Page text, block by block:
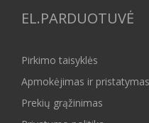
EL.PARDUOTUVĖ
Pirkimo taisyklės
Apmokėjimas ir pristatymas
Prekių grąžinimas